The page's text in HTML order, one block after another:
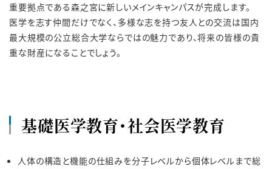
重要拠点である森之宮に新しいメインキャンパスが完成します。
医学を志す仲間だけでなく、多様な志を持つ友人との交流は国内
最大規模の公立総合大学ならではの魅力であり、将来の皆様の貴
重な財産になることでしょう。
基礎医学教育・社会医学教育
人体の構造と機能の仕組みを分子レベルから個体レベルまで総